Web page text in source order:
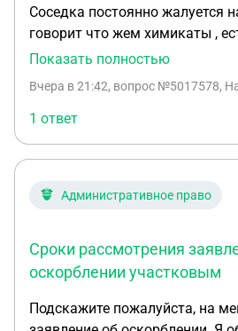
Соседка постоянно жалуется
говорит что жем химикаты ,
так )соседка с соседней улицы
более 5 метрах от всех
того больше . Может ли она
выпишут штраф за шашлык ?
московской области
Показать полностью
Вчера в 21:42, вопрос №5017578,
1 ответ
Административное право
Сроки рассмотрения
оскорблении участковым
Подскажите пожалуйста, на